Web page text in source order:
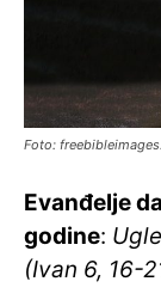
Foto:
Evanđelje
godine:
(Ivan 6, 16-